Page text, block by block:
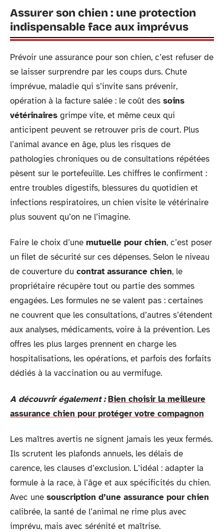
Assurer son chien : une protection
indispensable face aux imprévus
Prévoir une assurance pour son chien, c’est refuser de
se laisser surprendre par les coups durs. Chute
imprévue, maladie qui s’invite sans prévenir,
opération à la facture salée : le coût des soins
vétérinaires grimpe vite, et même ceux qui
anticipent peuvent se retrouver pris de court. Plus
l’animal avance en âge, plus les risques de
pathologies chroniques ou de consultations répétées
pèsent sur le portefeuille. Les chiffres le confirment :
entre troubles digestifs, blessures du quotidien et
infections respiratoires, un chien visite le vétérinaire
plus souvent qu’on ne l’imagine.
Faire le choix d’une mutuelle pour chien, c’est poser
un filet de sécurité sur ces dépenses. Selon le niveau
de couverture du contrat assurance chien, le
propriétaire récupère tout ou partie des sommes
engagées. Les formules ne se valent pas : certaines
ne couvrent que les consultations, d’autres s’étendent
aux analyses, médicaments, voire à la prévention. Les
offres les plus larges prennent en charge les
hospitalisations, les opérations, et parfois des forfaits
dédiés à la vaccination ou au vermifuge.
A découvrir également : Bien choisir la meilleure
assurance chien pour protéger votre compagnon
Les maîtres avertis ne signent jamais les yeux fermés.
Ils scrutent les plafonds annuels, les délais de
carence, les clauses d’exclusion. L’idéal : adapter la
formule à la race, à l’âge et aux spécificités du chien.
Avec une souscription d’une assurance pour chien
calibrée, la santé de l’animal ne rime plus avec
imprévu, mais avec sérénité et maîtrise.